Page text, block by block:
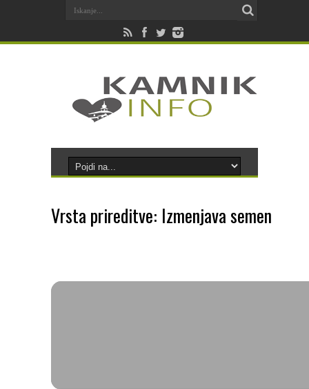
Vrsta prireditve: Izmenjava semen